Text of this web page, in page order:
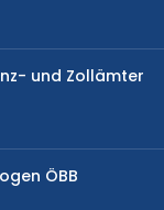
und Zollämter
ÖBB